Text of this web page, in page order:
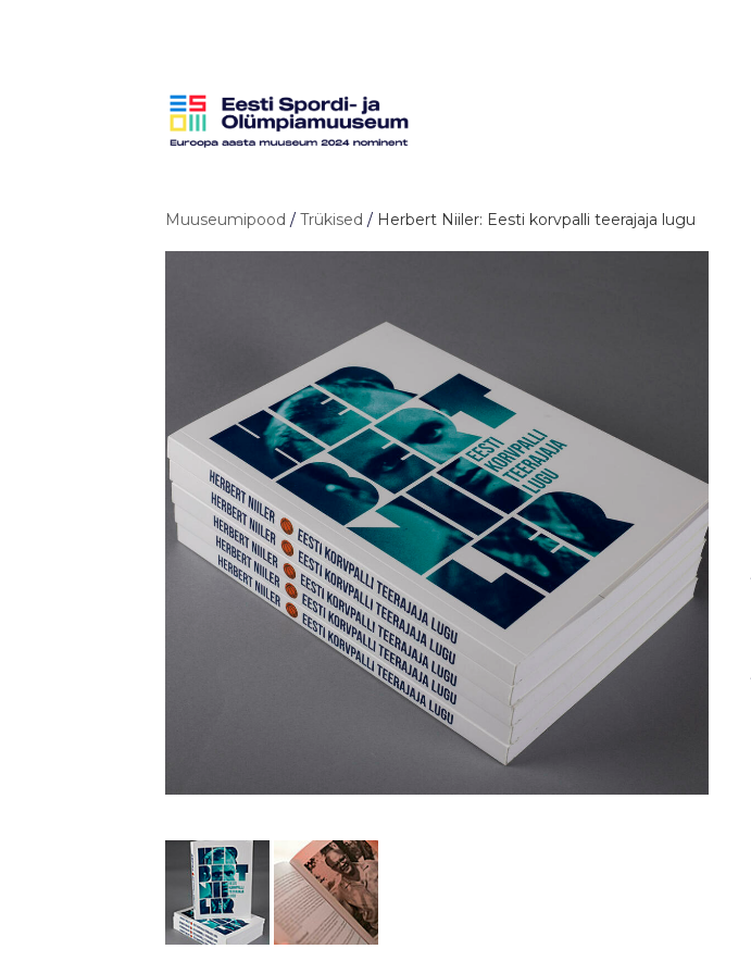
Muuseumipood / Trükised / Herbert Niiler: Eesti korvpalli teerajaja lugu